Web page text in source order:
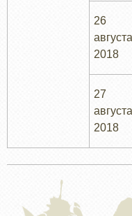
26
августа
2018
27
августа
2018